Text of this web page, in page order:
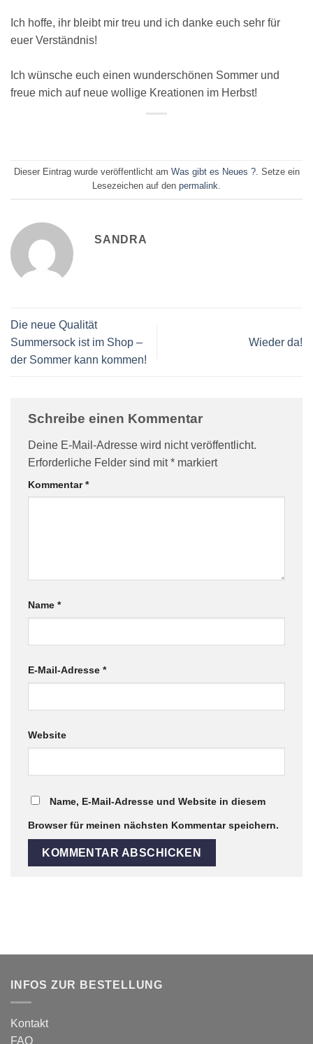
Ich hoffe, ihr bleibt mir treu und ich danke euch sehr für
euer Verständnis!
Ich wünsche euch einen wunderschönen Sommer und
freue mich auf neue wollige Kreationen im Herbst!
Dieser Eintrag wurde veröffentlicht am Was gibt es Neues ?. Setze ein
Lesezeichen auf den permalink
SANDRA
Die neue Qualität
Summersock ist im Shop –
der Sommer kann kommen!
Wieder da!
Schreibe einen Kommentar
Deine E-Mail-Adresse wird nicht veröffentlicht.
Erforderliche Felder sind mit* markiert
Kommentar*
Name *
E-Mail-Adresse *
Website
Name, E-Mail-Adresse und Website in diesem
Browser für meinen nächsten Kommentar speichern.
INFOS ZUR BESTELLUNG
Kontakt
FAQ